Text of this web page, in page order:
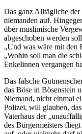
Das ganz Alltägliche
niemanden auf.
über muslimische
abgeschoben werden
„Und was wäre mit den
„Wohin soll man die
Enkelinnen vergangen
Das falsche
das Böse in Bösenstein
Niemand, nicht einmal
Polizei, will glauben,
Vaterhaus der
des Bürgermeisters